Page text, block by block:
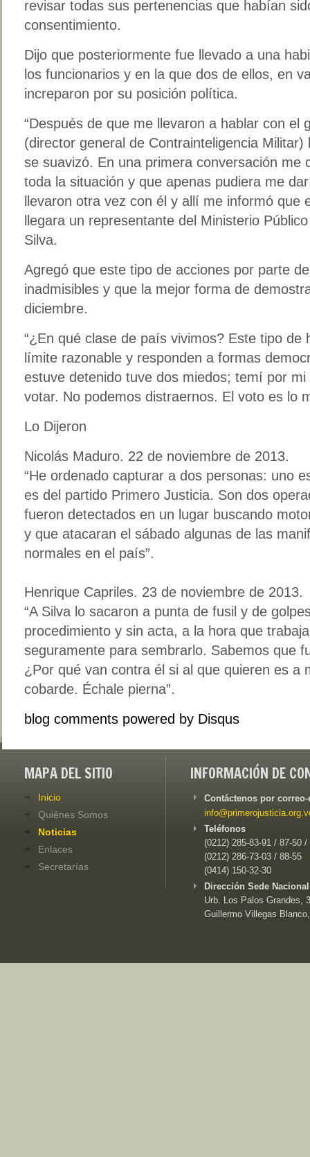
revisar todas sus pertenencias que habían
consentimiento.
Dijo que posteriormente fue llevado a una
los funcionarios y en la que dos de ellos, en
increparon por su posición política.
“Después de que me llevaron a hablar con el
(director general de Contrainteligencia
se suavizó. En una primera conversación me
toda la situación y que apenas pudiera me
llevaron otra vez con él y allí me informó que
llegara un representante del Ministerio
Silva.
Agregó que este tipo de acciones por parte
inadmisibles y que la mejor forma de
diciembre.
“¿En qué clase de país vivimos? Este tipo de
límite razonable y responden a formas
estuve detenido tuve dos miedos; temí por
votar. No podemos distraernos. El voto es lo
Lo Dijeron
Nicolás Maduro. 22 de noviembre de 2013.
“He ordenado capturar a dos personas: uno
es del partido Primero Justicia. Son dos
fueron detectados en un lugar buscando
y que atacaran el sábado algunas de las
normales en el país”.
Henrique Capriles. 23 de noviembre de 2013.
“A Silva lo sacaron a punta de fusil y de
procedimiento y sin acta, a la hora que
seguramente para sembrarlo. Sabemos que
¿Por qué van contra él si al que quieren es a
cobarde. Échale pierna”.
blog comments powered by Disqus
MAPA DEL SITIO
Inicio
Quiénes Somos
Noticias
Enlaces
Secretarías
INFORMACIÓN DE
Contáctenos por
Teléfonos
(0212) 285-83-91 / 87-50 /
(0212) 286-73-03 / 88-55
(0414) 150-32-30
Dirección Sede
Urb. Los Palos Grandes,
Guillermo Villegas